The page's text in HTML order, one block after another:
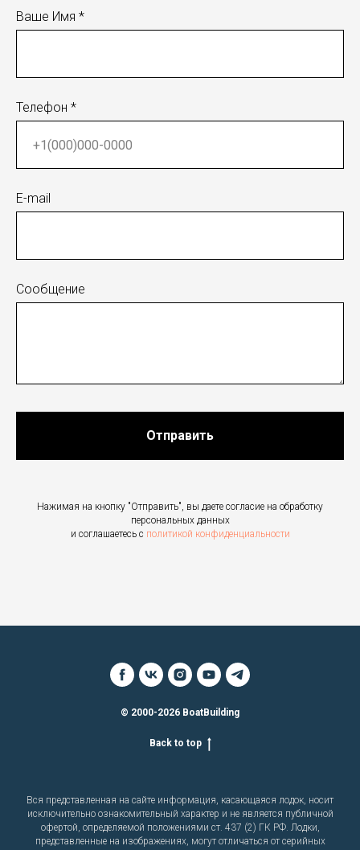
Ваше Имя *
Телефон *
E-mail
Сообщение
Отправить
Нажимая на кнопку "Отправить", вы даете согласие на обработку
персональных данных
и соглашаетесь c политикой конфиденциальности
© 2000-2026 BoatBuilding
Back to top
Вся представленная на сайте информация, касающаяся лодок, носит
исключительно ознакомительный характер и не является публичной
офертой, определяемой положениями ст. 437 (2) ГК РФ. Лодки,
представленные на изображениях, могут отличаться от серийных